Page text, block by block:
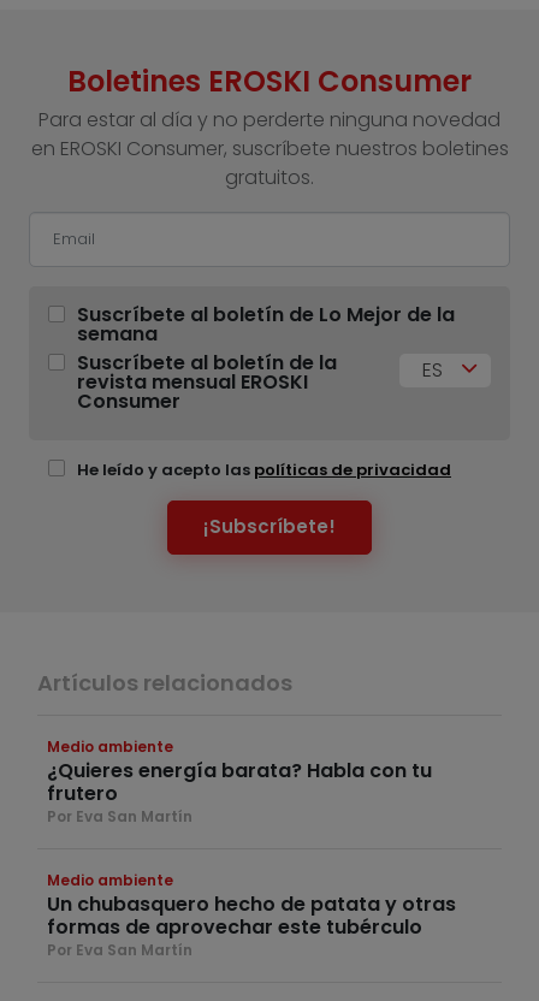
Boletines EROSKI Consumer
Para estar al día y no perderte ninguna novedad
en EROSKI Consumer, suscríbete nuestros boletines
gratuitos.
Suscríbete al boletín de Lo Mejor de la
semana
Suscríbete al boletín de la
revista mensual EROSKI
Consumer
ES
He leído y acepto las políticas de privacidad
¡Subscríbete!
Artículos relacionados
Medio ambiente
¿Quieres energía barata? Habla con tu
frutero
Por Eva San Martín
Medio ambiente
Un chubasquero hecho de patata y otras
formas de aprovechar este tubérculo
Por Eva San Martín